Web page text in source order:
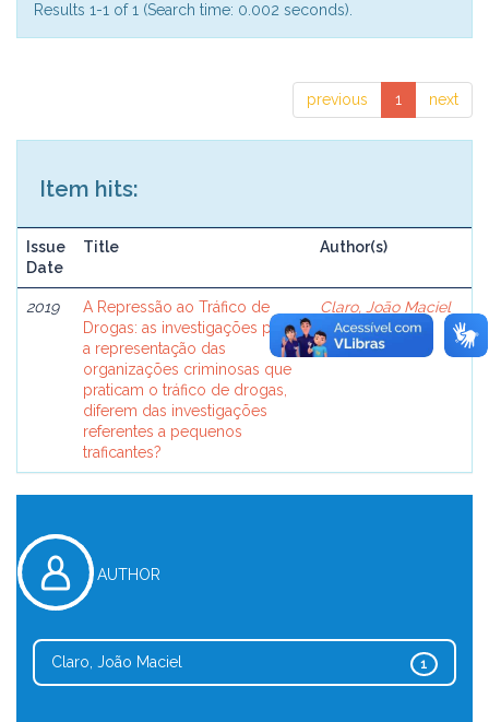
Results 1-1 of 1 (Search time: 0.002 seconds).
previous 1 next
Item hits:
Issue
Date
Title Author(s)
2019
A Repressão ao Tráfico de
Drogas: as investigações para
a representação das
organizações criminosas que
praticam o tráfico de drogas,
diferem das investigações
referentes a pequenos
traficantes?
Claro, João Maciel
AUTHOR
1
Claro, João Maciel